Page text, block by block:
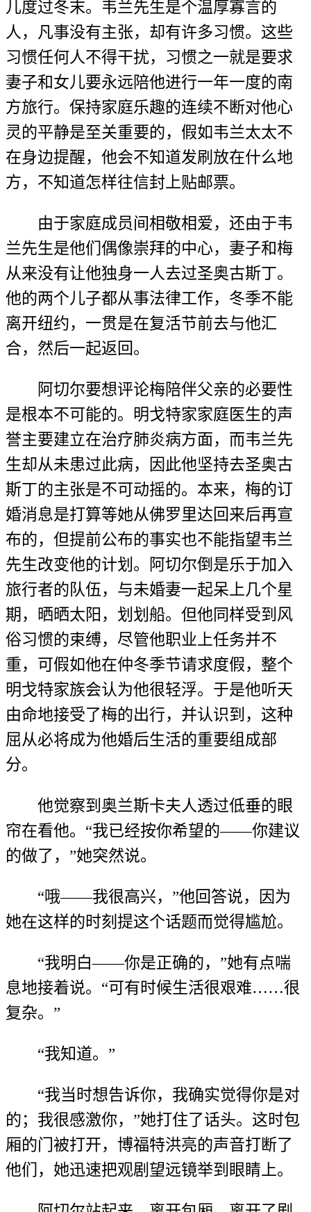
儿度过冬末。韦兰先生是个温厚寡言的
人，凡事没有主张，却有许多习惯。这些
习惯任何人不得干扰，习惯之一就是要求
妻子和女儿要永远陪他进行一年一度的南
方旅行。保持家庭乐趣的连续不断对他心
灵的平静是至关重要的，假如韦兰太太不
在身边提醒，他会不知道发刷放在什么地
方，不知道怎样往信封上贴邮票。
由于家庭成员间相敬相爱，还由于韦
兰先生是他们偶像崇拜的中心，妻子和梅
从来没有让他独身一人去过圣奥古斯丁。
他的两个儿子都从事法律工作，冬季不能
离开纽约，一贯是在复活节前去与他汇
合，然后一起返回。
阿切尔要想评论梅陪伴父亲的必要性
是根本不可能的。明戈特家家庭医生的声
誉主要建立在治疗肺炎病方面，而韦兰先
生却从未患过此病，因此他坚持去圣奥古
斯丁的主张是不可动摇的。本来，梅的订
婚消息是打算等她从佛罗里达回来后再宣
布的，但提前公布的事实也不能指望韦兰
先生改变他的计划。阿切尔倒是乐于加入
旅行者的队伍，与未婚妻一起呆上几个星
期，晒晒太阳，划划船。但他同样受到风
俗习惯的束缚，尽管他职业上任务并不
重，可假如他在仲冬季节请求度假，整个
明戈特家族会认为他很轻浮。于是他听天
由命地接受了梅的出行，并认识到，这种
屈从必将成为他婚后生活的重要组成部
分。
他觉察到奥兰斯卡夫人透过低垂的眼
帘在看他。“我已经按你希望的——你建议
的做了，”她突然说。
“哦——我很高兴，”他回答说，因为
她在这样的时刻提这个话题而觉得尴尬。
“我明白——你是正确的，”她有点喘
息地接着说。“可有时候生活很艰难……很
复杂。”
“我知道。”
“我当时想告诉你，我确实觉得你是对
的；我很感激你，”她打住了话头。这时包
厢的门被打开，博福特洪亮的声音打断了
他们，她迅速把观剧望远镜举到眼睛上。